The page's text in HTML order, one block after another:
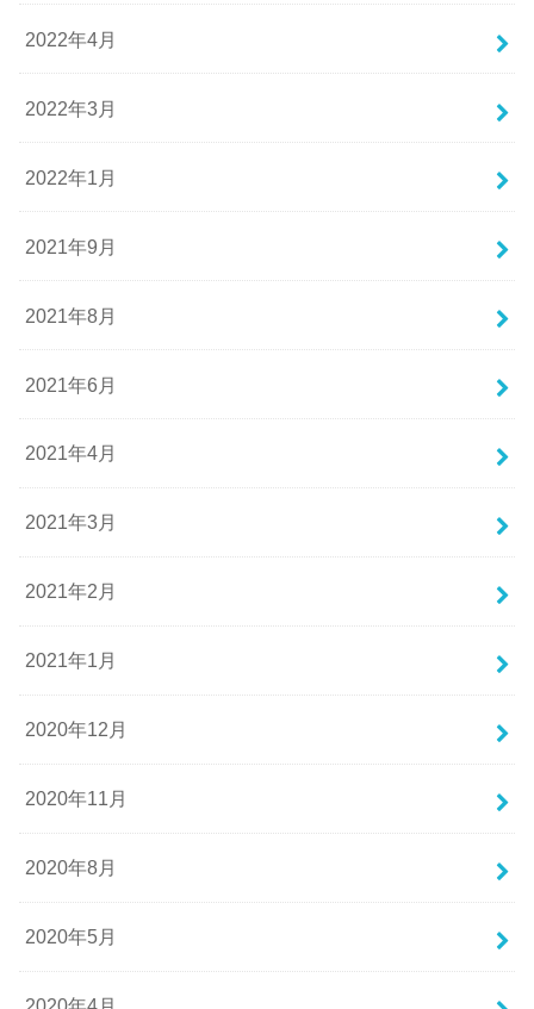
2022年4月
2022年3月
2022年1月
2021年9月
2021年8月
2021年6月
2021年4月
2021年3月
2021年2月
2021年1月
2020年12月
2020年11月
2020年8月
2020年5月